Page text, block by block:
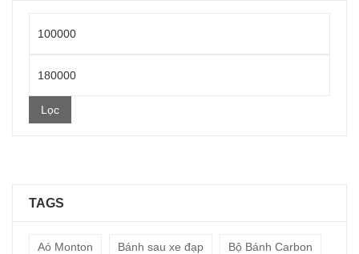
nhất
cao
nhất
Lọc
TAGS
Aó Monton Bánh sau xe đạp Bộ Bánh Carbon